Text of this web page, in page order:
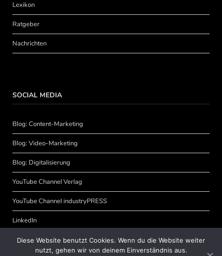
Lexikon
Ratgeber
Nachrichten
SOCIAL MEDIA
Blog: Content-Marketing
Blog: Video-Marketing
Blog: Digitalisierung
YouTube Channel Verlag
YouTube Channel industryPRESS
LinkedIn
XING
Diese Website benutzt Cookies. Wenn du die Website weiter
nutzt, gehen wir von deinem Einverständnis aus.